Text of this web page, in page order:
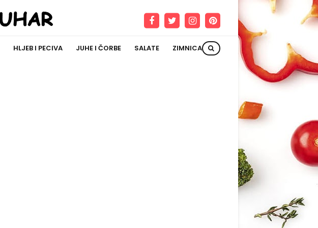
HLJEB I PECIVA JUHE I ČORBE SALATE ZIMNICA